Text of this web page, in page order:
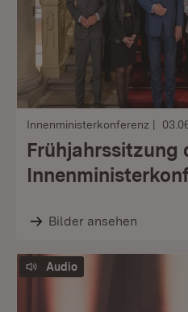
Innenministerkonferenz
Frühjahrssitzung
Bilder ansehen
Audio